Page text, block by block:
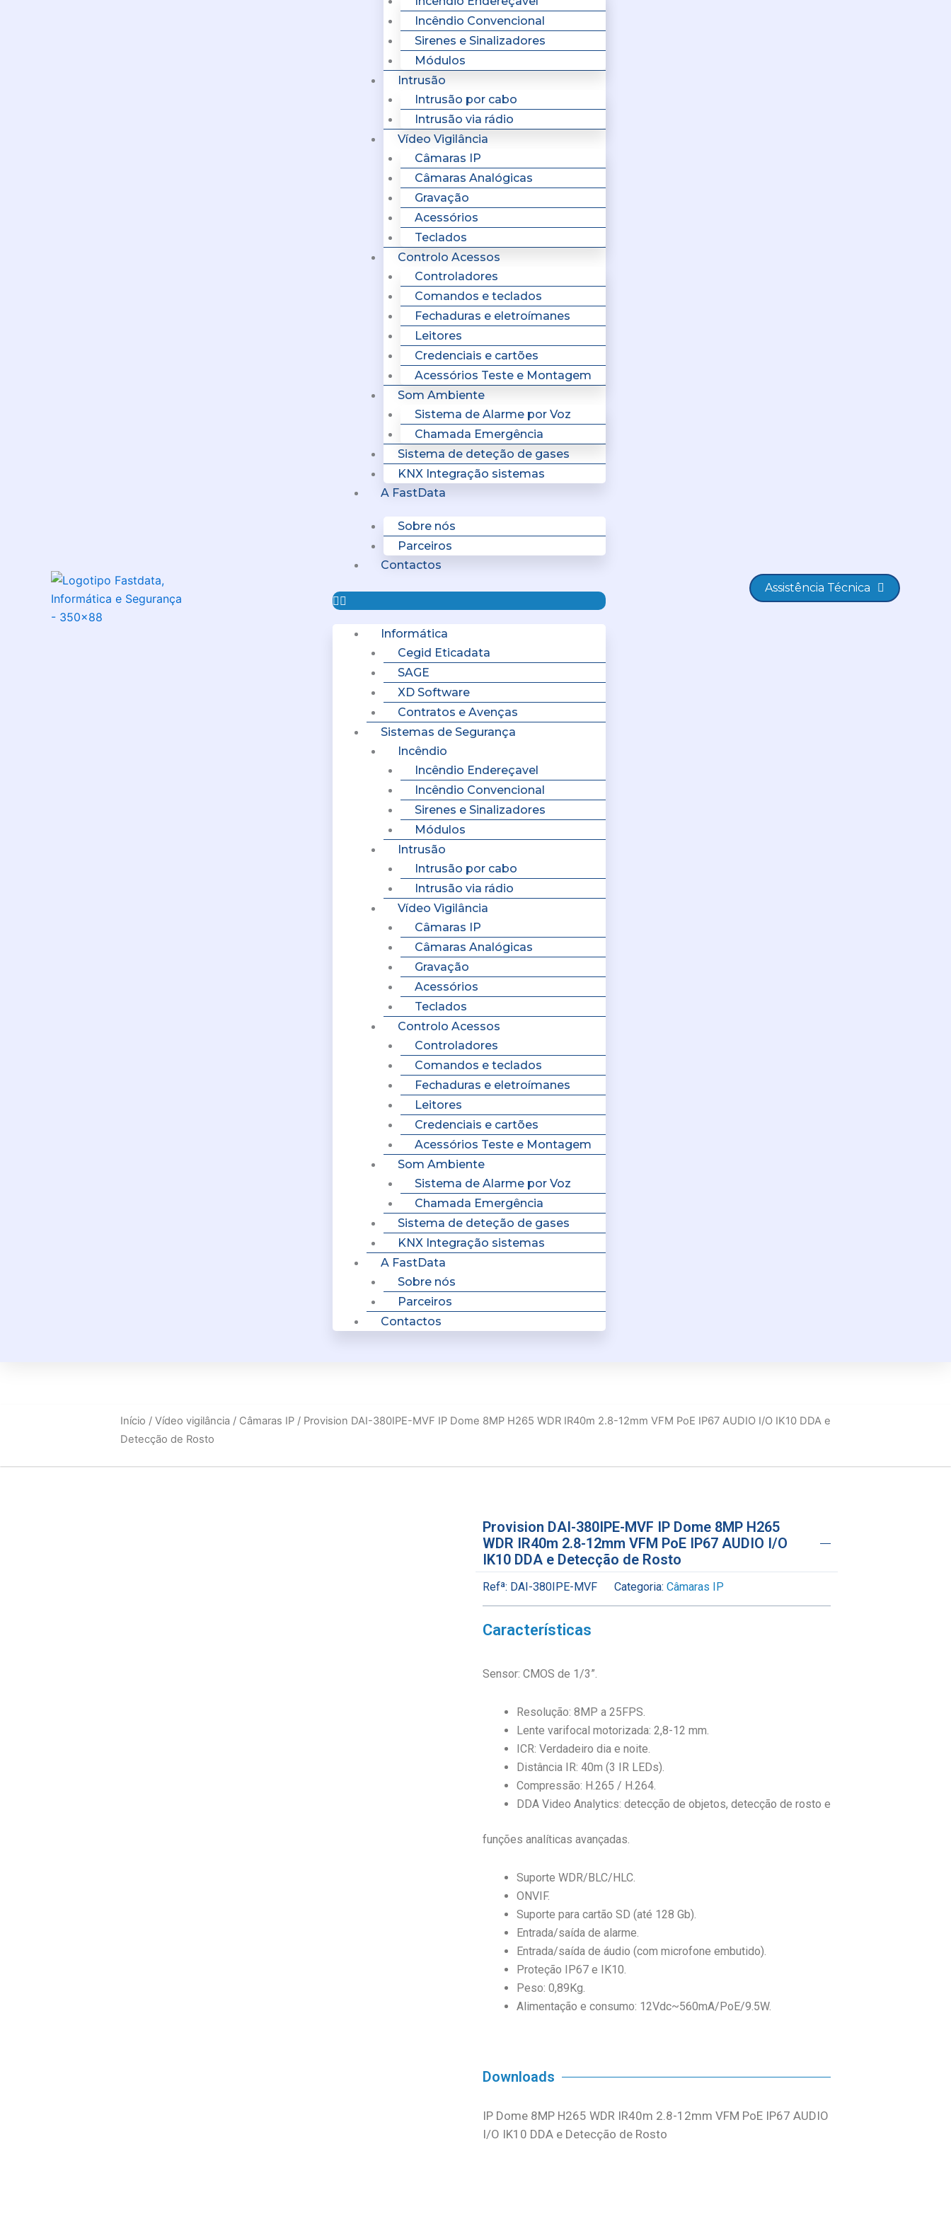
Incêndio Convencional
Sirenes e Sinalizadores
Módulos
Intrusão
Intrusão por cabo
Intrusão via rádio
Vídeo Vigilância
Câmaras IP
Câmaras Analógicas
Gravação
Acessórios
Teclados
Controlo Acessos
Controladores
Comandos e teclados
Fechaduras e eletroímanes
Leitores
Credenciais e cartões
Acessórios Teste e Montagem
Som Ambiente
Sistema de Alarme por Voz
Chamada Emergência
Sistema de deteção de gases
KNX Integração sistemas
A FastData
Sobre nós
Parceiros
Contactos
Informática
Cegid Eticadata
SAGE
XD Software
Contratos e Avenças
Sistemas de Segurança
Incêndio
Incêndio Endereçavel
Incêndio Convencional
Sirenes e Sinalizadores
Módulos
Intrusão
Intrusão por cabo
Intrusão via rádio
Vídeo Vigilância
Câmaras IP
Câmaras Analógicas
Gravação
Acessórios
Teclados
Controlo Acessos
Controladores
Comandos e teclados
Fechaduras e eletroímanes
Leitores
Credenciais e cartões
Acessórios Teste e Montagem
Som Ambiente
Sistema de Alarme por Voz
Chamada Emergência
Sistema de deteção de gases
KNX Integração sistemas
A FastData
Sobre nós
Parceiros
Contactos
Assistência Técnica
Início / Vídeo vigilância / Câmaras IP / Provision DAI-380IPE-MVF IP Dome 8MP H265 WDR IR40m 2.8-12mm VFM PoE IP67 AUDIO I/O IK10 DDA e
Detecção de Rosto
Provision DAI-380IPE-MVF IP Dome 8MP H265
WDR IR40m 2.8-12mm VFM PoE IP67 AUDIO I/O
IK10 DDA e Detecção de Rosto
Refª: DAI-380IPE-MVF Categoria: Câmaras IP
Características
Sensor: CMOS de 1/3”.
Resolução: 8MP a 25FPS.
Lente varifocal motorizada: 2,8-12 mm.
ICR: Verdadeiro dia e noite.
Distância IR: 40m (3 IR LEDs).
Compressão: H.265 / H.264.
DDA Video Analytics: detecção de objetos, detecção de rosto e
funções analíticas avançadas.
Suporte WDR/BLC/HLC.
ONVIF.
Suporte para cartão SD (até 128 Gb).
Entrada/saída de alarme.
Entrada/saída de áudio (com microfone embutido).
Proteção IP67 e IK10.
Peso: 0,89Kg.
Alimentação e consumo: 12Vdc~560mA/PoE/9.5W.
Downloads
IP Dome 8MP H265 WDR IR40m 2.8-12mm VFM PoE IP67 AUDIO
I/O IK10 DDA e Detecção de Rosto